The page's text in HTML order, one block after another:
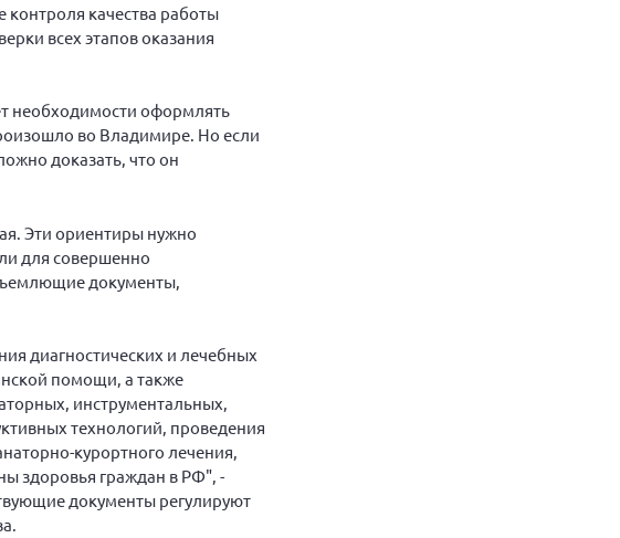
качества работы
всех этапов оказания
необходимости оформлять
во Владимире. Но если
доказать, что он
Эти ориентиры нужно
для совершенно
документы,
диагностических и лечебных
помощи, а также
инструментальных,
технологий, проведения
курортного лечения,
здоровья граждан в РФ", -
документы регулируют